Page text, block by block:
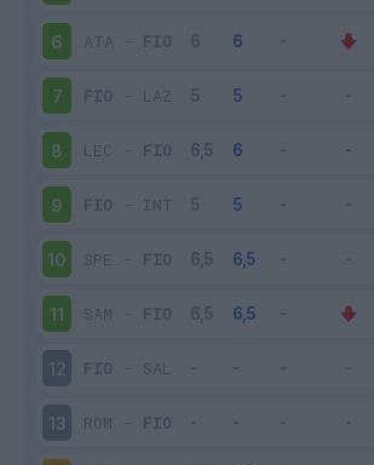
6 ATA - FIO
7 FIO - LAZ
8 LEC - FIO
9 FIO - INT
10 SPE - FIO
11 SAM - FIO
12 FIO - SAL
13 ROM - FIO